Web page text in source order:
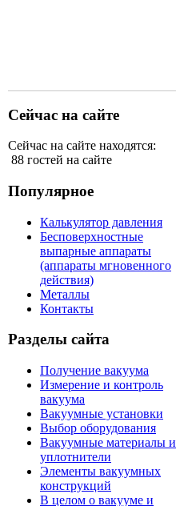
Сейчас на сайте
Сейчас на сайте находятся:
88 гостей на сайте
Популярное
Калькулятор давления
Бесповерхностные
выпарные аппараты
(аппараты мгновенного
действия)
Металлы
Контакты
Разделы сайта
Получение вакуума
Измерение и контроль
вакуума
Вакуумные установки
Выбор оборудования
Вакуумные материалы и
уплотнители
Элементы вакуумных
конструкций
В целом о вакууме и